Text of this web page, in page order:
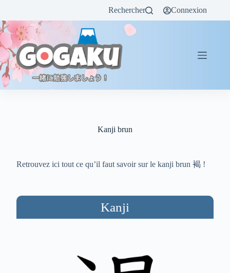
Rechercher Connexion
Kanji brun
Retrouvez ici tout ce qu’il faut savoir sur le kanji brun 褐 !
Kanji